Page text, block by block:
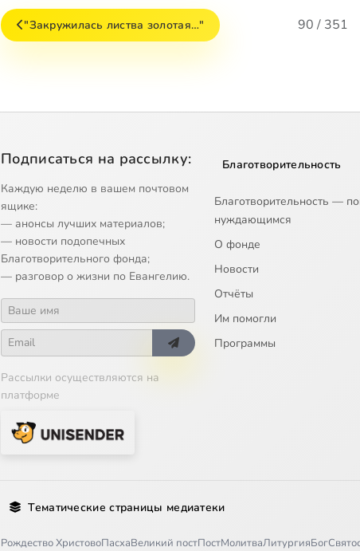
"Закружилась листва золотая…" 90 / 351
Подписаться на рассылку:
Каждую неделю в вашем почтовом
ящике:
— анонсы лучших материалов;
— новости подопечных
Благотворительного фонда;
— разговор о жизни по Евангелию.
Рассылки осуществляются на
платформе
Благотворительность
Благотворительность —
нуждающимся
О фонде
Новости
Отчёты
Им помогли
Программы
Тематические страницы медиатеки
Рождество ХристовоПасхаВеликий постПостМолитваЛитургияБог